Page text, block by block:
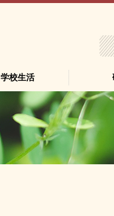
学校生活